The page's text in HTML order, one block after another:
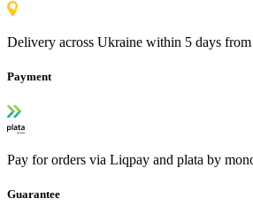
Delivery across Ukraine within 5 days from
Payment
Pay for orders via Liqpay and plata by
Guarantee